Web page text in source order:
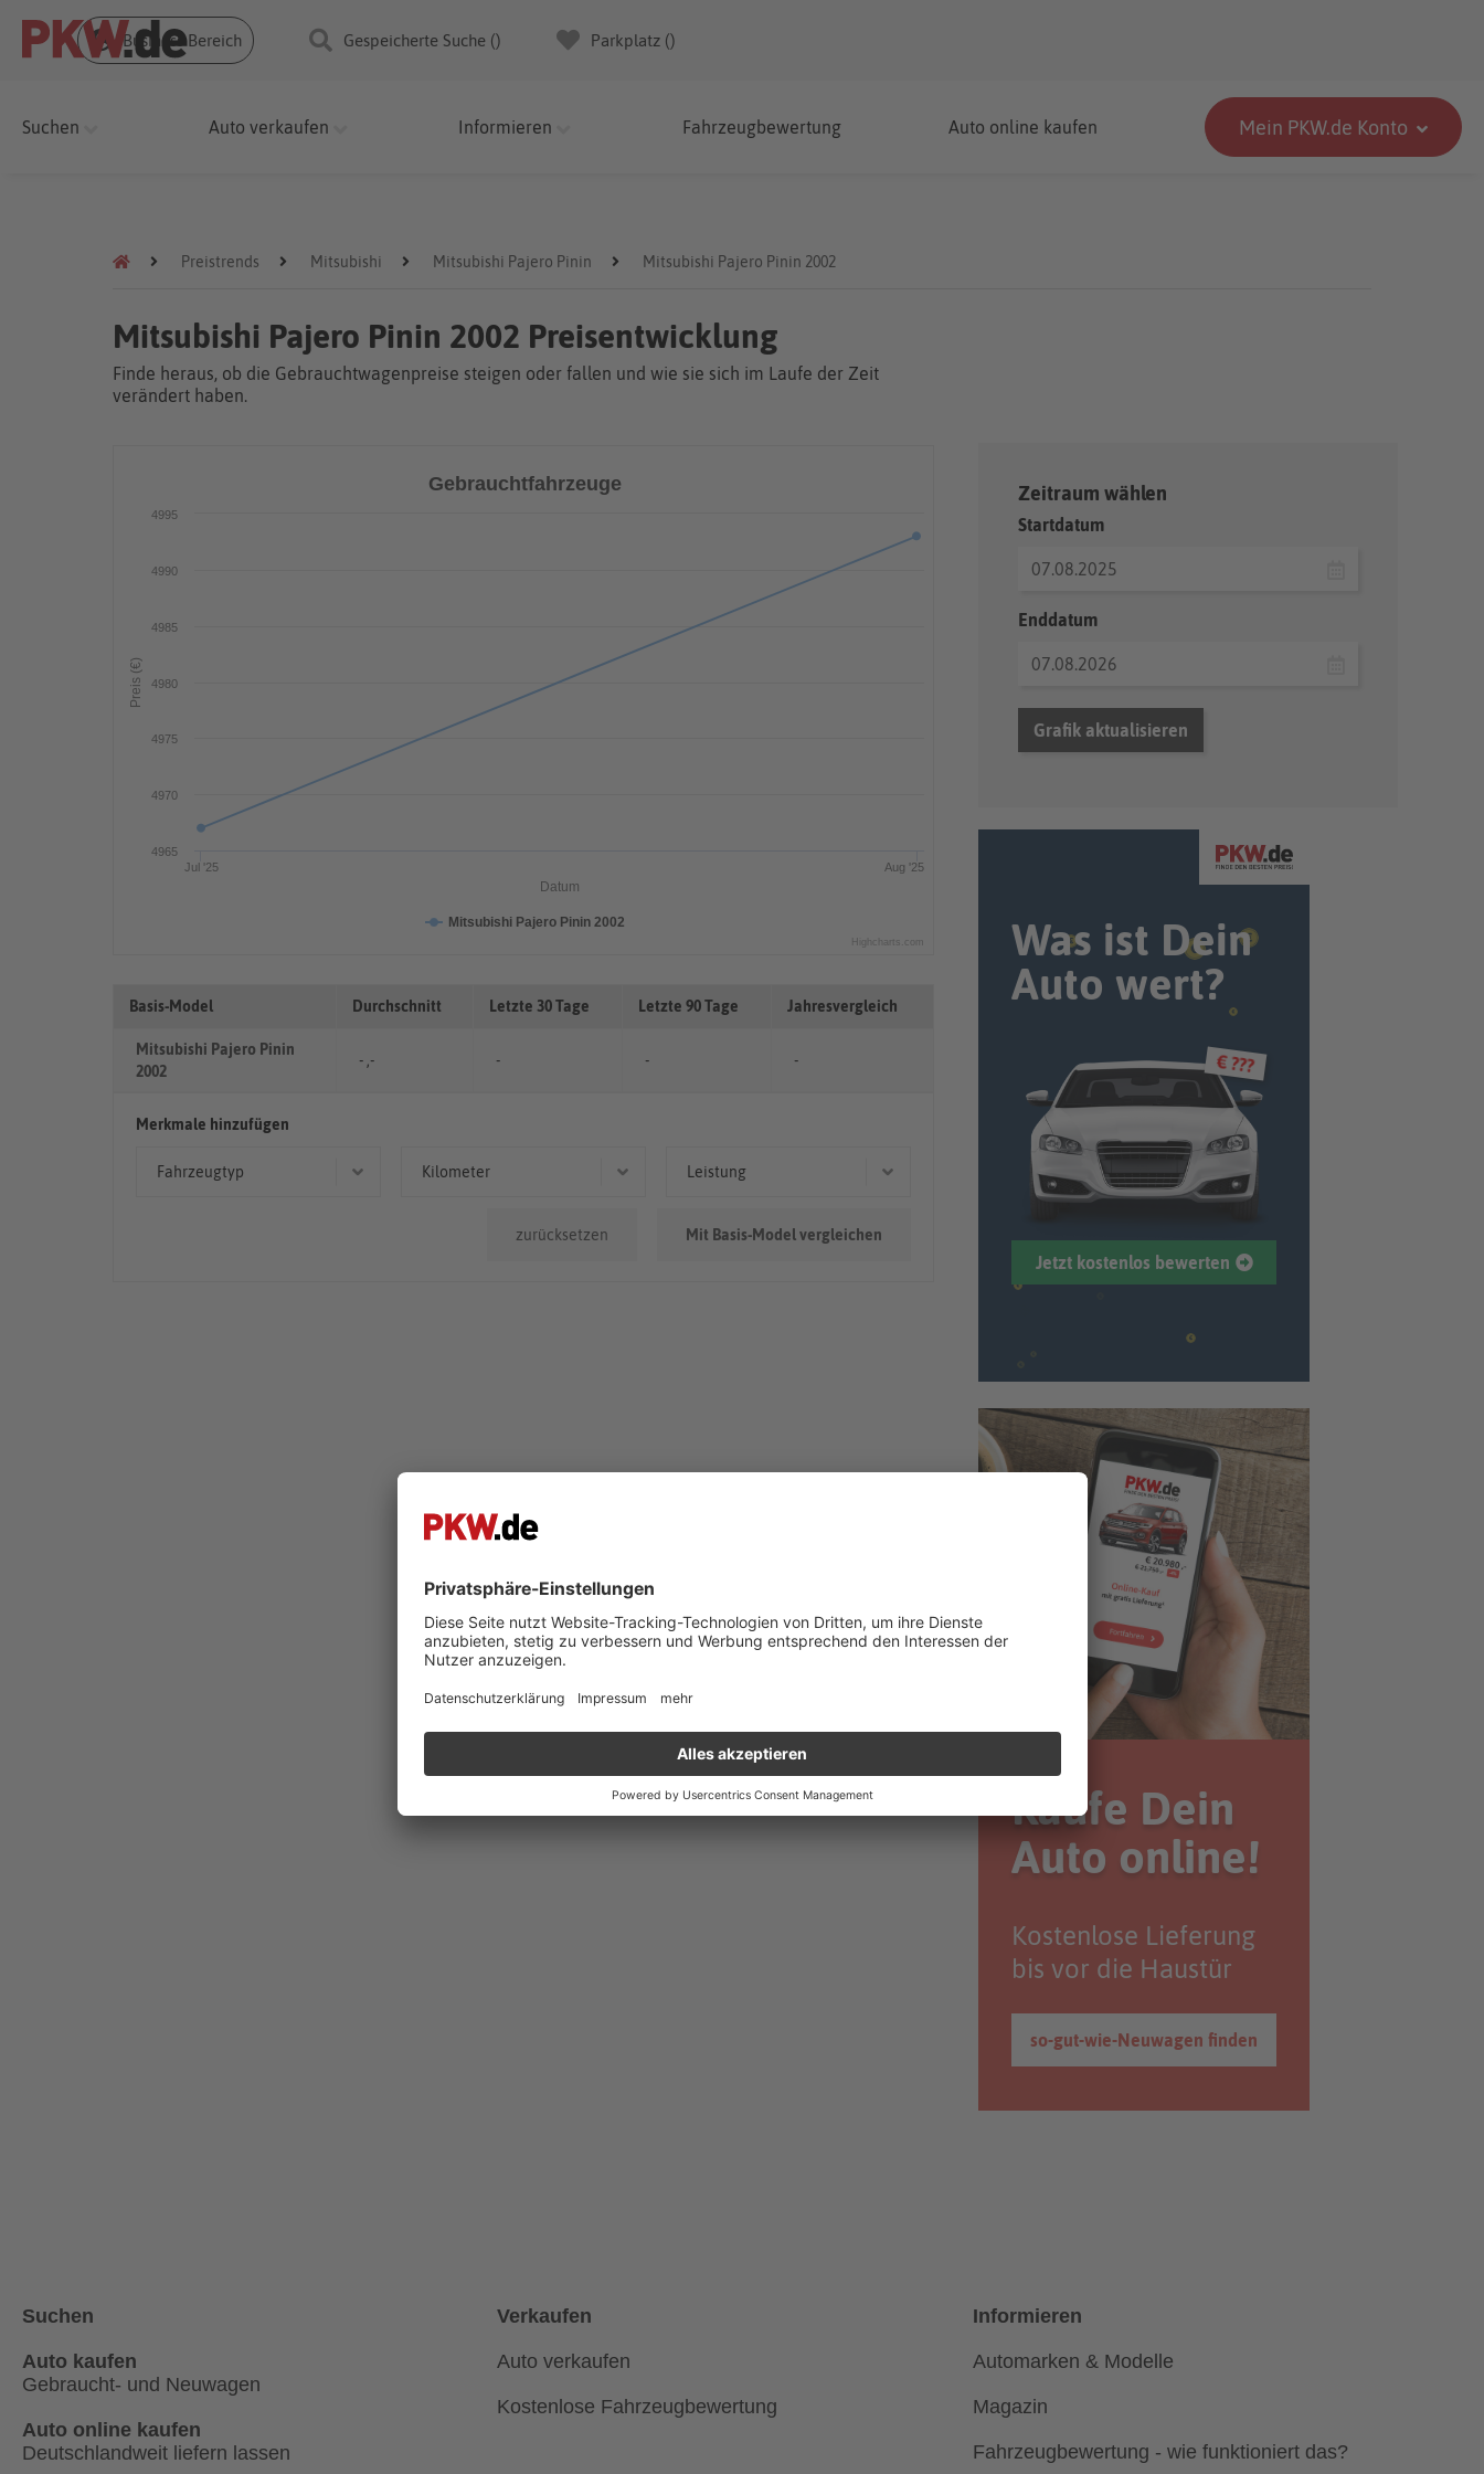
Business Bereich Gespeicherte Suche () Parkplatz ()
Suchen Auto verkaufen Informieren Fahrzeugbewertung Auto online kaufen Mein PKW.de Konto
Preistrends Mitsubishi Mitsubishi Pajero Pinin Mitsubishi Pajero Pinin 2002
Mitsubishi Pajero Pinin 2002 Preisentwicklung
Finde heraus, ob die Gebrauchtwagenpreise steigen oder fallen und wie sie sich im Laufe der Zeit
verändert haben.
Datum
Preis (€)
Gebrauchtfahrzeuge
Mitsubishi Pajero Pinin 2002
Jul '25 Aug '25
4965
4970
4975
4980
4985
4990
4995
Highcharts.com
Basis-Model Durchschnitt Letzte 30 Tage Letzte 90 Tage Jahresvergleich
Mitsubishi Pajero Pinin
2002
- ,- - - -
Merkmale hinzufügen
Fahrzeugtyp Kilometer Leistung
zurücksetzen
Mit Basis-Model vergleichen
Zeitraum wählen
Startdatum
Enddatum
Grafik aktualisieren
Was ist Dein
Auto wert?
€ ???
Jetzt kostenlos bewerten
Kaufe Dein
Auto online!
Kostenlose Lieferung
bis vor die Haustür
so-gut-wie-Neuwagen finden
Suchen
Auto kaufen
Gebraucht- und Neuwagen
Auto online kaufen
Deutschlandweit liefern lassen
Verkaufen
Auto verkaufen
Kostenlose Fahrzeugbewertung
Informieren
Automarken & Modelle
Magazin
Fahrzeugbewertung - wie funktioniert das?